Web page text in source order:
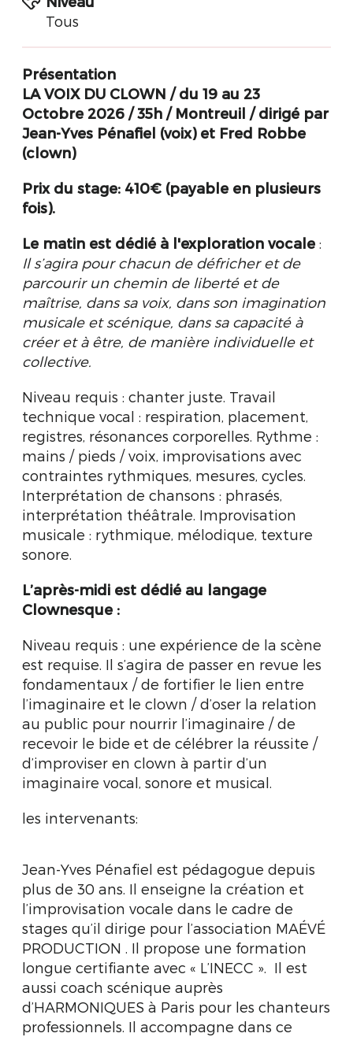
Tous
Présentation
LA VOIX DU CLOWN / du 19 au 23
Octobre 2026 / 35h / Montreuil / dirigé par
Jean-Yves Pénafiel (voix) et Fred Robbe
(clown)
Prix du stage: 410€ (payable en plusieurs
fois).
Le matin est dédié à l'exploration vocale :
Il s’agira pour chacun de défricher et de
parcourir un chemin de liberté et de
maîtrise, dans sa voix, dans son imagination
musicale et scénique, dans sa capacité à
créer et à être, de manière individuelle et
collective.
Niveau requis : chanter juste. Travail
technique vocal : respiration, placement,
registres, résonances corporelles. Rythme :
mains / pieds / voix, improvisations avec
contraintes rythmiques, mesures, cycles.
Interprétation de chansons : phrasés,
interprétation théâtrale. Improvisation
musicale : rythmique, mélodique, texture
sonore.
L’après-midi est dédié au langage
Clownesque :
Niveau requis : une expérience de la scène
est requise. Il s’agira de passer en revue les
fondamentaux / de fortifier le lien entre
l’imaginaire et le clown / d’oser la relation
au public pour nourrir l’imaginaire / de
recevoir le bide et de célébrer la réussite /
d’improviser en clown à partir d’un
imaginaire vocal, sonore et musical.
les intervenants:
Jean-Yves Pénafiel est pédagogue depuis
plus de 30 ans. Il enseigne la création et
l’improvisation vocale dans le cadre de
stages qu’il dirige pour l’association MAÉVÉ
PRODUCTION . Il propose une formation
longue certifiante avec « L’INECC ». Il est
aussi coach scénique auprès
d’HARMONIQUES à Paris pour les chanteurs
professionnels. Il accompagne dans ce